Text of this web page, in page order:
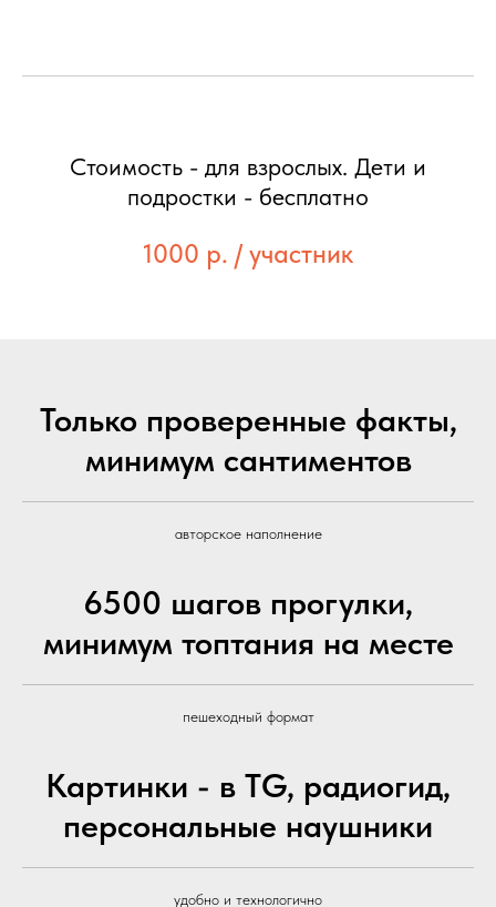
Стоимость - для взрослых. Дети и
подростки - бесплатно
1000 р. / участник
Только проверенные факты,
минимум сантиментов
авторское наполнение
6500 шагов прогулки,
минимум топтания на месте
пешеходный формат
Картинки - в TG, радиогид,
персональные наушники
удобно и технологично